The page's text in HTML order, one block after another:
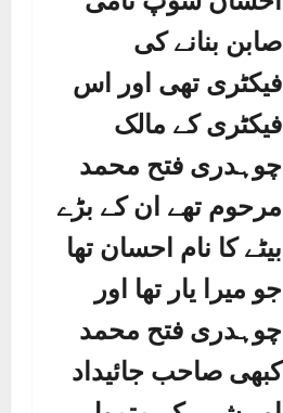
صابن بنانے کی
فیکٹری تھی اور اس
فیکٹری کے مالک
چوہدری فتح محمد
مرحوم تھے ان کے بڑے
بیٹے کا نام احسان تھا
جو میرا یار تھا اور
چوہدری فتح محمد
کبھی صاحب جائیداد